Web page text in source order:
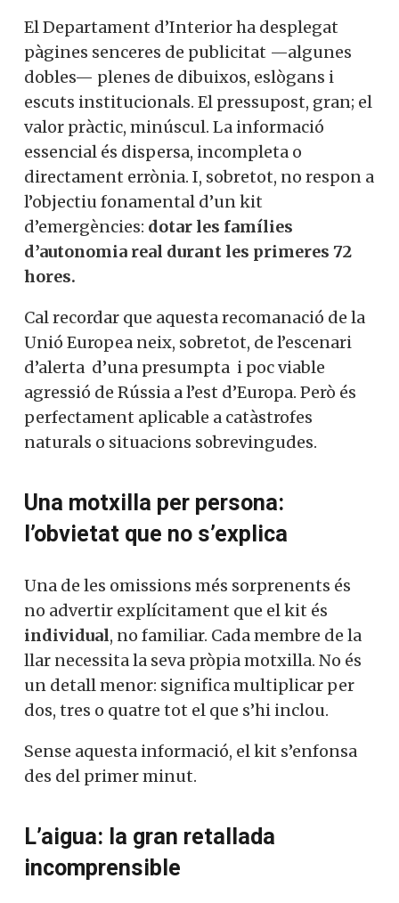
El Departament d’Interior ha desplegat
pàgines senceres de publicitat —algunes
dobles— plenes de dibuixos, eslògans i
escuts institucionals. El pressupost, gran; el
valor pràctic, minúscul. La informació
essencial és dispersa, incompleta o
directament errònia. I, sobretot, no respon a
l’objectiu fonamental d’un kit
d’emergències: dotar les famílies
d’autonomia real durant les primeres 72
hores.
Cal recordar que aquesta recomanació de la
Unió Europea neix, sobretot, de l’escenari
d’alerta d’una presumpta i poc viable
agressió de Rússia a l’est d’Europa. Però és
perfectament aplicable a catàstrofes
naturals o situacions sobrevingudes.
Una motxilla per persona:
l’obvietat que no s’explica
Una de les omissions més sorprenents és
no advertir explícitament que el kit és
individual, no familiar. Cada membre de la
llar necessita la seva pròpia motxilla. No és
un detall menor: significa multiplicar per
dos, tres o quatre tot el que s’hi inclou.
Sense aquesta informació, el kit s’enfonsa
des del primer minut.
L’aigua: la gran retallada
incomprensible